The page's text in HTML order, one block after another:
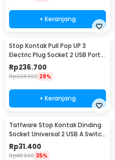
+ Keranjang
Stop Kontak Pull Pop UP 3
Electric Plug Socket 2 USB Port
EU - PDU
Rp236.700
Rp324.900 28%
+ Keranjang
Taffware Stop Kontak Dinding
Socket Universal 2 USB A Switch
250V - LC-19
Rp31.400
Rp48.000 35%